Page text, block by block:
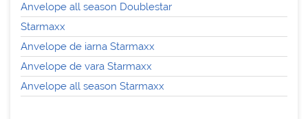
Anvelope all season Doublestar
Starmaxx
Anvelope de iarna Starmaxx
Anvelope de vara Starmaxx
Anvelope all season Starmaxx